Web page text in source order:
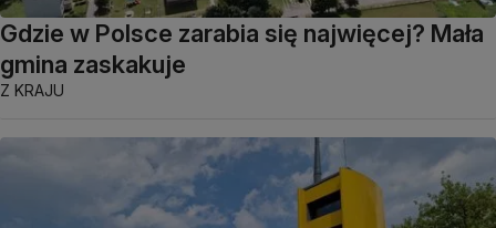
Gdzie w Polsce zarabia się najwięcej? Mała
gmina zaskakuje
Z KRAJU